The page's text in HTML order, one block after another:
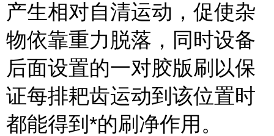
产生相对自清运动，促使杂
物依靠重力脱落，同时设备
后面设置的一对胶版刷以保
证每排耙齿运动到该位置时
都能得到*的刷净作用。